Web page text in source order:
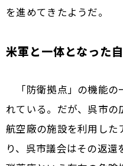
を進めてきたようだ。
米軍と一体となった
「防衛拠点」の機能の
れている。だが、呉市の
航空廠の施設を利用した
り、呉市議会はその返